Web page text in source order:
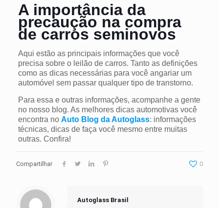
A importância da
precaução na compra
de carros seminovos
Aqui estão as principais informações que você
precisa sobre o leilão de carros. Tanto as definições
como as dicas necessárias para você angariar um
automóvel sem passar qualquer tipo de transtorno.
Para essa e outras informações, acompanhe a gente
no nosso blog. As melhores dicas automotivas você
encontra no Auto Blog da Autoglass: informações
técnicas, dicas de faça você mesmo entre muitas
outras. Confira!
Compartilhar 0
Autoglass Brasil